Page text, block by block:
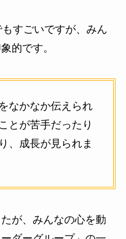
すごいですが、みん
的です。
なかなか伝えられ
とが苦手だったり
、成長が見られま
が、みんなの心を動